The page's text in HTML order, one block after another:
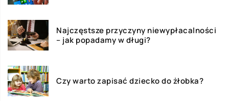
Najczęstsze przyczyny niewypłacalności
– jak popadamy w długi?
Czy warto zapisać dziecko do żłobka?